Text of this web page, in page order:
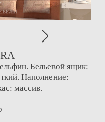
Бельевой ящик:
Наполнение:
массив.